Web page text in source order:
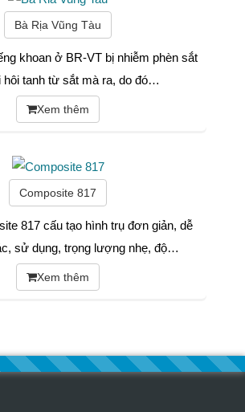
Bà Rịa Vũng Tàu
khoan ở BR-VT bị nhiễm phèn sắt
hôi tanh từ sắt mà ra, do đó…
Xem thêm
Composite 817
817 cấu tạo hình trụ đơn giản, dễ
sử dụng, trọng lượng nhẹ, độ…
Xem thêm